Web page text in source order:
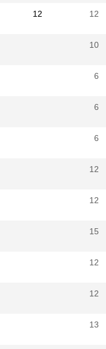
12 12
10
6
6
6
12
12
15
12
12
13